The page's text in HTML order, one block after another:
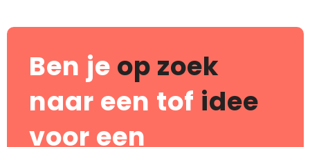
Ben je op zoek
naar een tof idee
voor een